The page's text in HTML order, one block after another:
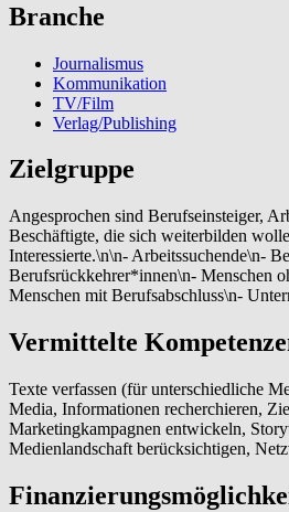
Branche
Journalismus
Kommunikation
TV/Film
Verlag/Publishing
Zielgruppe
Angesprochen sind Berufseinsteiger,
Beschäftigte, die sich weiterbilden
Interessierte.\n\n- Arbeitssuchende\n-
Berufsrückkehrer*innen\n- Menschen
Menschen mit Berufsabschluss\n-
Vermittelte
Texte verfassen (für unterschiedliche
Media, Informationen recherchieren,
Marketingkampagnen entwickeln,
Medienlandschaft berücksichtigen,